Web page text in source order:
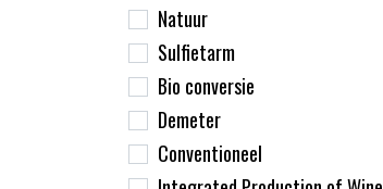
Natuur
Sulfietarm
Bio conversie
Demeter
Conventioneel